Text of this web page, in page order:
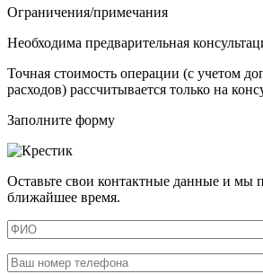
Ограничения/примечания
Необходима предварительная
Точная стоимость операции (с учетом
расходов) рассчитывается только на
Заполните форму
Оставьте свои контактные данные и мы
ближайшее время.